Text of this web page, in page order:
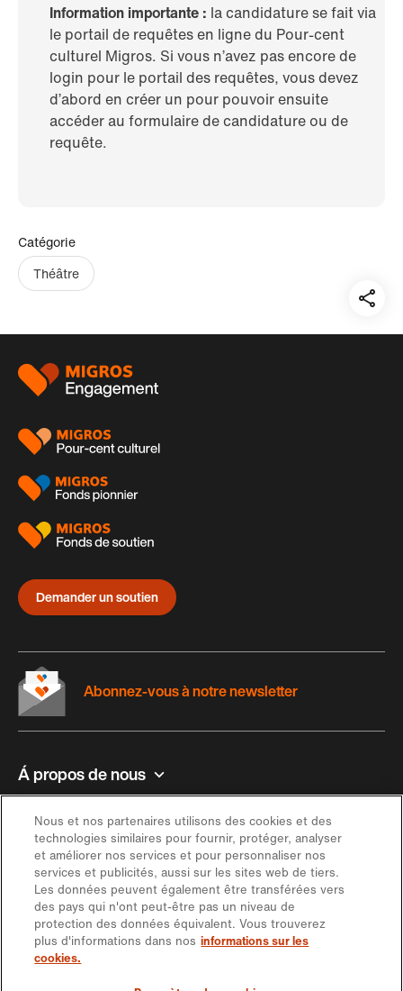
Information importante : la candidature se fait via
le portail de requêtes en ligne du Pour-cent
culturel Migros. Si vous n’avez pas encore de
login pour le portail des requêtes, vous devez
d’abord en créer un pour pouvoir ensuite
accéder au formulaire de candidature ou de
requête.
Catégorie
Théâtre
auf:
Pied
page
Demander un soutien
Á propos de nous
Contact et aide
Inspiration
Offre
Abonnez-vous à notre newsletter
Nous et nos partenaires utilisons des cookies et des
technologies similaires pour fournir, protéger, analyser
et améliorer nos services et pour personnaliser nos
services et publicités, aussi sur les sites web de tiers.
Les données peuvent également être transférées vers
des pays qui n'ont peut-être pas un niveau de
protection des données équivalent. Vous trouverez
plus d'informations dans nos informations sur les
cookies.